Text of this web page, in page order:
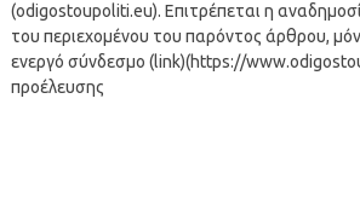
(odigostoupoliti.eu). Επιτρέπεται η
του περιεχομένου του παρόντος άρθρου,
ενεργό σύνδεσμο (link)(https://
προέλευσης